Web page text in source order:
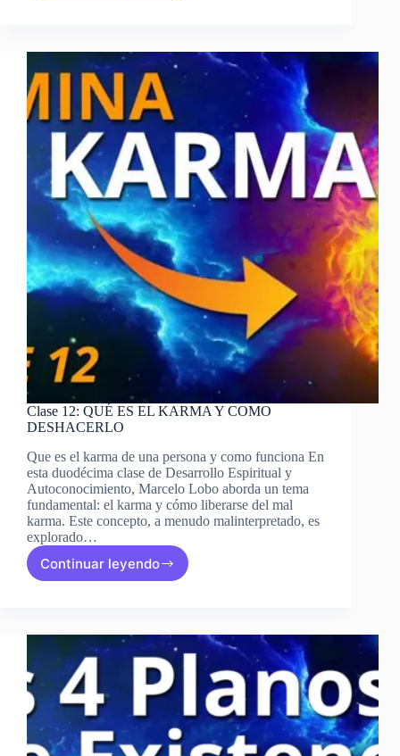
y
enseñanzas
del
Maestro
Buda:
Un
camino
hacia
la
iluminación
Clase 12: QUÉ ES EL KARMA Y COMO
DESHACERLO
Que es el karma de una persona y como funciona En
esta duodécima clase de Desarrollo Espiritual y
Autoconocimiento, Marcelo Lobo aborda un tema
fundamental: el karma y cómo liberarse del mal
karma. Este concepto, a menudo malinterpretado, es
explorado…
Continuar leyendo
Clase
EL
KARMA
COMO
DESHACERLO